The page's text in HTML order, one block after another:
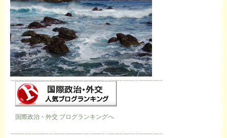
国際政治・外交 ブログランキングへ